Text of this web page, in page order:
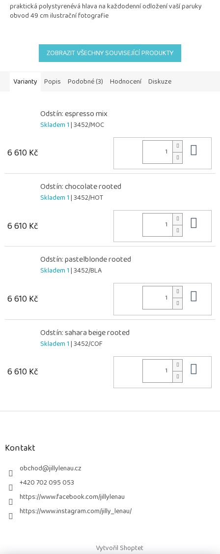
praktická polystyrenévá hlava na každodenní odložení vaší paruky
obvod 49 cm ilustrační fotografie
ZOBRAZIT VŠECHNY SOUVISEJÍCÍ PRODUKTY
Varianty Popis Podobné (3) Hodnocení Diskuze
Odstín: espresso mix
Skladem 1| 3452/MOC
6 610 Kč
Odstín: chocolate rooted
Skladem 1| 3452/HOT
6 610 Kč
Odstín: pastelblonde rooted
Skladem 1| 3452/BLA
6 610 Kč
Odstín: sahara beige rooted
Skladem 1| 3452/COF
6 610 Kč
Z
Kontakt
obchod@jillylenau.cz
+420 702 095 053
https://www.facebook.com/jillylenau
https://www.instagram.com/jilly_lenau/
Vytvořil Shoptet